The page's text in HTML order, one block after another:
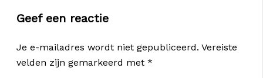
Geef een reactie
Je e-mailadres wordt niet gepubliceerd. Vereiste
velden zijn gemarkeerd met *